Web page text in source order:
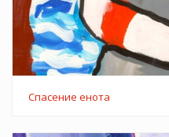
Спасение енота